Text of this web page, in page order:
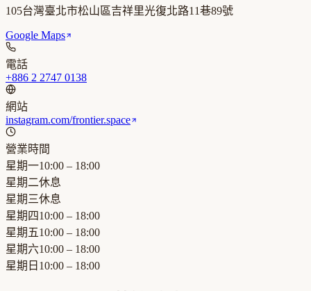
105台灣臺北市松山區吉祥里光復北路11巷89號
Google Maps
電話
+886 2 2747 0138
網站
instagram.com/frontier.space
營業時間
星期一10:00 – 18:00
星期二休息
星期三休息
星期四10:00 – 18:00
星期五10:00 – 18:00
星期六10:00 – 18:00
星期日 10:00 – 18:00